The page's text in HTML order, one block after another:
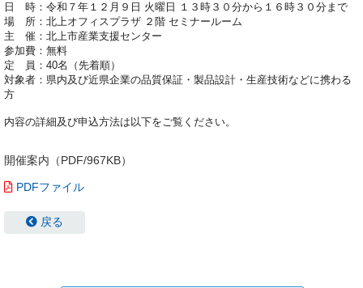
日 時：令和７年１２月９日 火曜日 １３時３０分から１６時３０分まで
場 所：北上オフィスプラザ ２階 セミナールーム
主 催： 北上市産業支援センター
参加費：無料
定 員：40名（先着順）
対象者：県内及び近県企業の品質保証・製品設計・生産技術などに携わる
方
内容の詳細及び申込方法は以下をご覧ください。
開催案内（PDF/967KB）
PDFファイル
戻る